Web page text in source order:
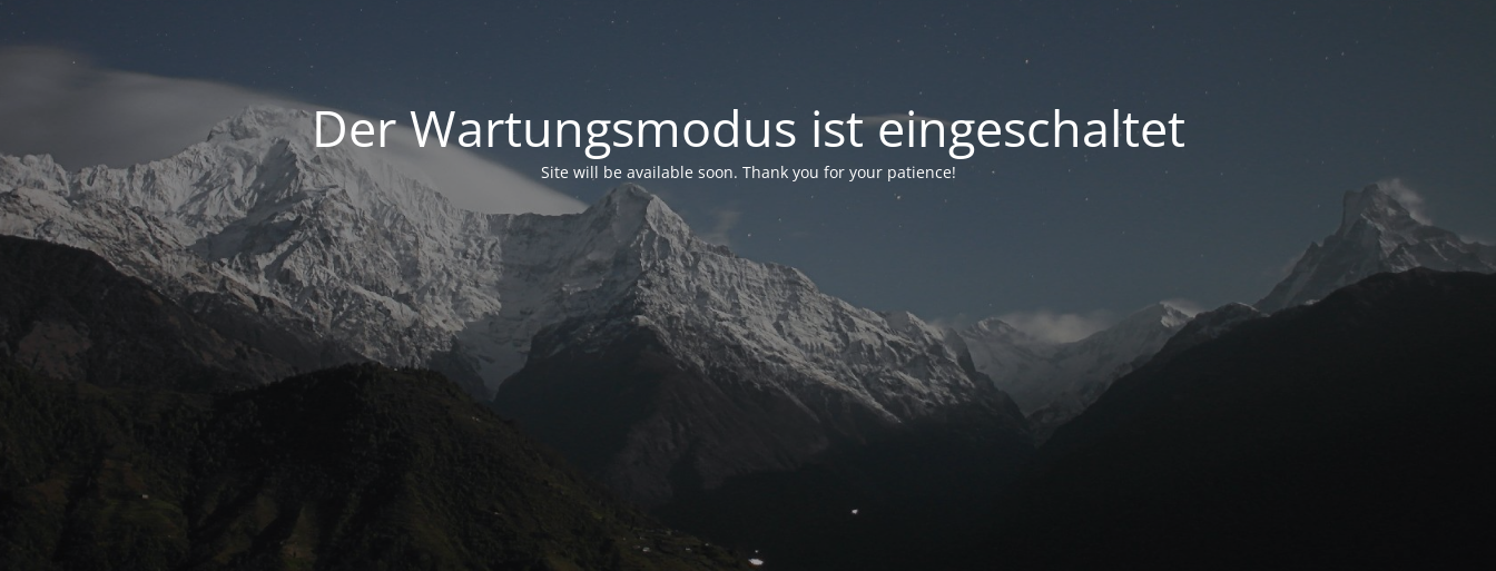
Der Wartungsmodus ist eingeschaltet
Site will be available soon. Thank you for your patience!